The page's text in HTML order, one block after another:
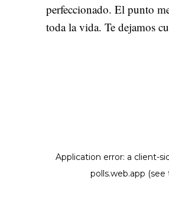
perfeccionado. El punto
toda la vida. Te dejamos